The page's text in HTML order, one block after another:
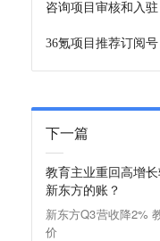
咨询项目审核和入驻
36氪项目推荐订阅号
下一篇
教育主业重回高增
新东方的账？
新东方Q3营收降2%
价